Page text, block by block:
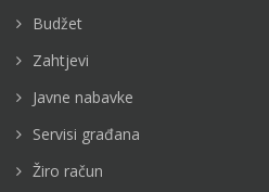
Budžet
Zahtjevi
Javne nabavke
Servisi građana
Žiro račun